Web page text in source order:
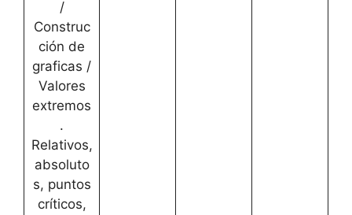
/
Construc
ción de
graficas /
Valores
extremos
.
Relativos,
absoluto
s, puntos
críticos,